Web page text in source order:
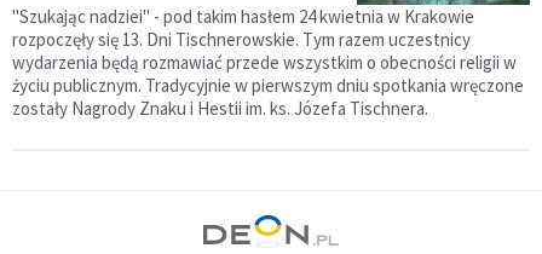
"Szukając nadziei" - pod takim hasłem 24 kwietnia w Krakowie
rozpoczęły się 13. Dni Tischnerowskie. Tym razem uczestnicy
wydarzenia będą rozmawiać przede wszystkim o obecności religii w
życiu publicznym. Tradycyjnie w pierwszym dniu spotkania wręczone
zostały Nagrody Znaku i Hestii im. ks. Józefa Tischnera.